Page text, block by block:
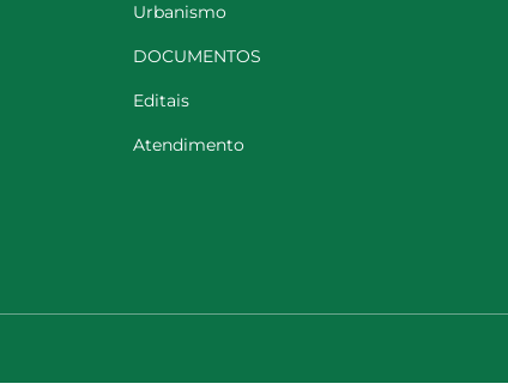
Urbanismo
DOCUMENTOS
Editais
Atendimento